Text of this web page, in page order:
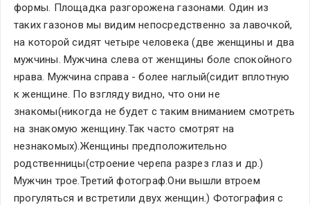
формы. Площадка разгорожена газонами. Один из
таких газонов мы видим непосредственно за лавочкой,
на которой сидят четыре человека (две женщины и два
мужчины. Мужчина слева от женщины боле спокойного
нрава. Мужчина справа - более наглый(сидит вплотную
к женщине. По взгляду видно, что они не
знакомы(никогда не будет с таким вниманием смотреть
на знакомую женщину.Так часто смотрят на
незнакомых).Женщины предположительно
родственницы(строение черепа разрез глаз и др.)
Мужчин трое.Третий фотограф.Они вышли втроем
прогуляться и встретили двух женщин.) Фотография с